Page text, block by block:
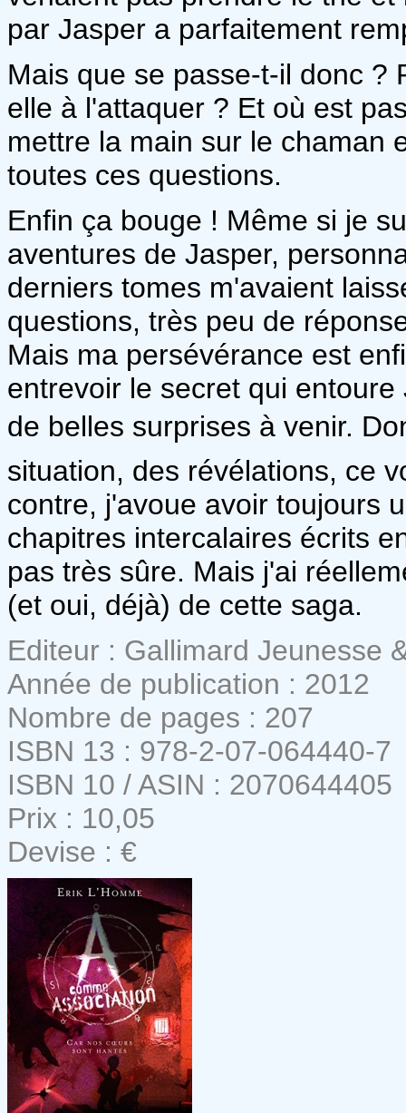
par Jasper a parfaitement
Mais que se passe-t-il donc ?
elle à l'attaquer ? Et où est
mettre la main sur le chaman
toutes ces questions.
Enfin ça bouge ! Même si je
aventures de Jasper,
derniers tomes m'avaient
questions, très peu de
Mais ma persévérance est
entrevoir le secret qui
de belles surprises à venir.
situation, des révélations, ce
contre, j'avoue avoir toujours
chapitres intercalaires écrits
pas très sûre. Mais j'ai
(et oui, déjà) de cette saga.
Editeur : Gallimard Jeunesse
Année de publication : 2012
Nombre de pages : 207
ISBN 13 : 978-2-07-064440-7
ISBN 10 / ASIN : 2070644405
Prix : 10,05
Devise : €